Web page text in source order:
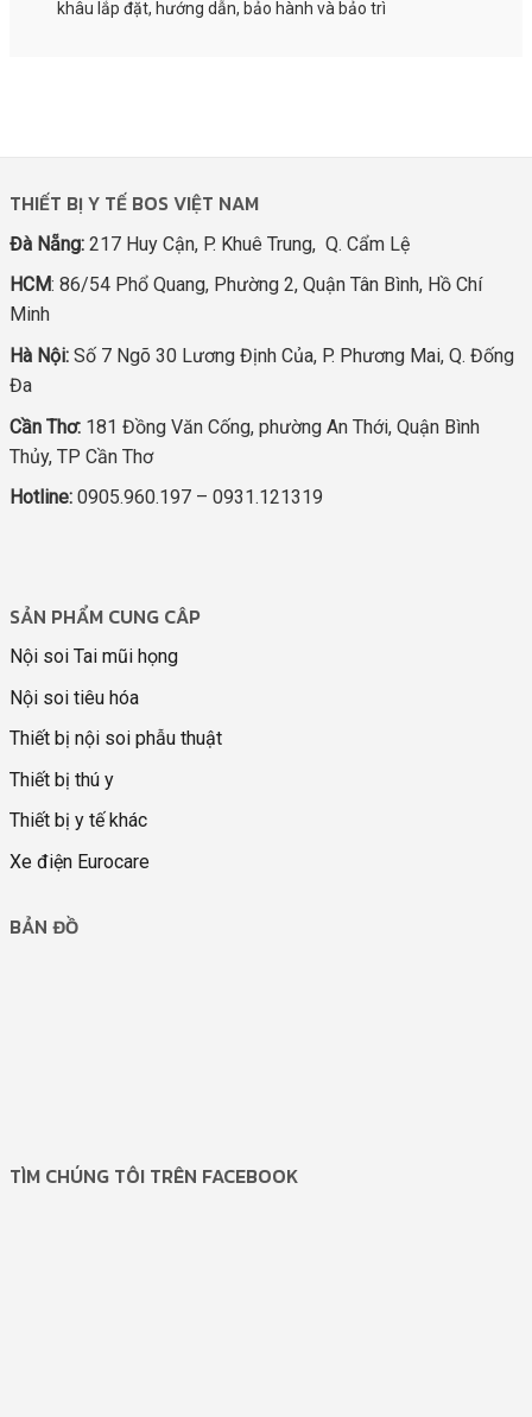
khâu lắp đặt, hướng dẫn, bảo hành và bảo trì
THIẾT BỊ Y TẾ BOS VIỆT NAM
Đà Nẵng: 217 Huy Cận, P. Khuê Trung, Q. Cẩm Lệ
HCM: 86/54 Phổ Quang, Phường 2, Quận Tân Bình, Hồ Chí
Minh
Hà Nội: Số 7 Ngõ 30 Lương Định Của, P. Phương Mai, Q. Đống
Đa
Cần Thơ: 181 Đồng Văn Cống, phường An Thới, Quận Bình
Thủy, TP Cần Thơ
Hotline: 0905.960.197 – 0931.121319
SẢN PHẨM CUNG CÂP
Nội soi Tai mũi họng
Nội soi tiêu hóa
Thiết bị nội soi phẫu thuật
Thiết bị thú y
Thiết bị y tế khác
Xe điện Eurocare
BẢN ĐỒ
TÌM CHÚNG TÔI TRÊN FACEBOOK